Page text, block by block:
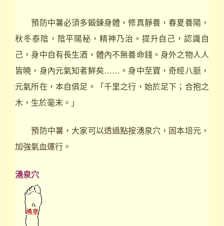
預防中暑必須多鍛鍊身體，修真靜養，春夏養陽，
秋冬泰陰，陰平陽秘，精神乃治。提升自己，認識自
己，身中自有長生酒，體內不無養命錢。身外之物人人
皆曉，身內元氣知者鮮矣……。身中至寶，奇經八脈，
元氣所在，本自俱足。「千里之行，始於足下；合抱之
木，生於毫末。」
預防中暑，大家可以透過點按湧泉穴，固本培元，
加強氣血運行。
湧泉穴